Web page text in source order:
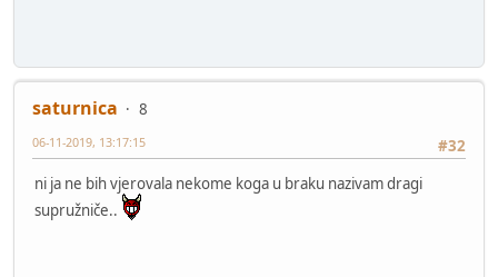
saturnica
8
#32
06-11-2019, 13:17:15
ni ja ne bih vjerovala nekome koga u braku nazivam dragi
supružniče..